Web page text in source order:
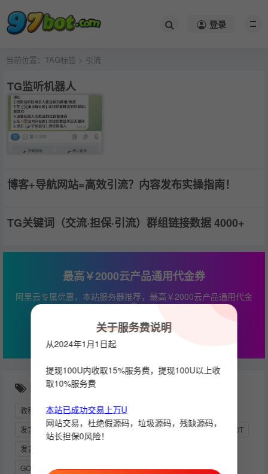
登录
当前位置： TAG标签 > 引流
TG监听机器人
博客+导航网站=高效引流？内容发布实操指南！
TG关键词（交流·担保·引流）群组链接数据 4000+
最高￥2000云产品通用代金券
阿里云专属优惠，本站服务器推荐，最高￥2000云产品通用代金
券
立即查看
随机推荐
教程 UNIAPP 余额监控
发言统计
服务消息 CLASH 链接 能量机器人
USDT
发言统计机器人
GOLANG
记账机器人
四方支付
关于服务费说明
从2024年1月1日起
提现100U内收取15%服务费，提现100U以上收
取10%服务费
本站已成功交易上万U
网站交易，杜绝假源码，垃圾源码，残缺源码，
站长担保0风险！